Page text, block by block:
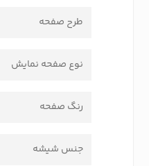
طرح صفحه
نوع صفحه نمایش
رنگ صفحه
جنس شیشه